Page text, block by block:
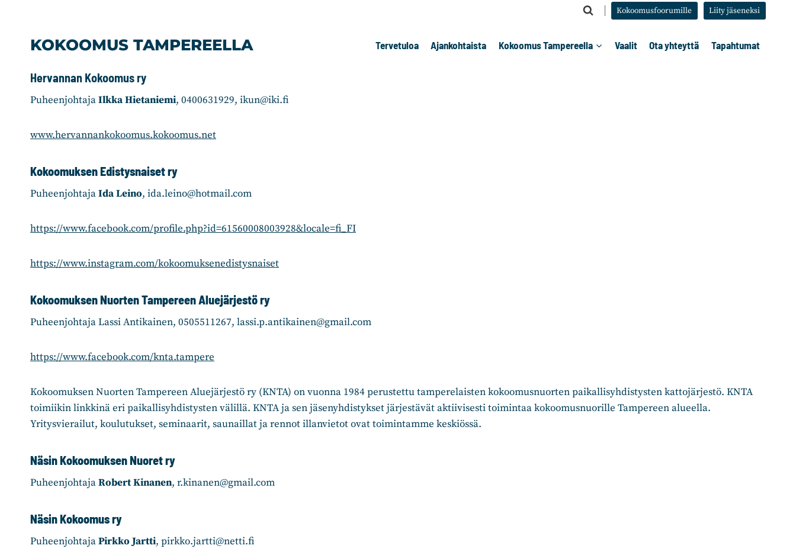
Kokoomusfoorumille Liity jäseneksi
KOKOOMUS TAMPEREELLA Tervetuloa Ajankohtaista Kokoomus Tampereella Vaalit Ota yhteyttä Tapahtumat
Hervannan Kokoomus ry
PuheenjohtajaIlkka Hietaniemi, 0400631929, ikun@iki.fi
www.hervannankokoomus.kokoomus.net
Kokoomuksen Edistysnaiset ry
PuheenjohtajaIda Leino, ida.leino@hotmail.com
https://www.facebook.com/profile.php?id=61560008003928&locale=fi_FI
https://www.instagram.com/kokoomuksenedistysnaiset
Kokoomuksen Nuorten Tampereen Aluejärjestö ry
Puheenjohtaja Lassi Antikainen, 0505511267, lassi.p.antikainen@gmail.com
https://www.facebook.com/knta.tampere
Kokoomuksen Nuorten Tampereen Aluejärjestö ry (KNTA) on vuonna 1984 perustettu tamperelaisten kokoomusnuorten paikallisyhdistysten kattojärjestö. KNTA
toimiikin linkkinä eri paikallisyhdistysten välillä. KNTA ja sen jäsenyhdistykset järjestävät aktiivisesti toimintaa kokoomusnuorille Tampereen alueella.
Yritysvierailut, koulutukset, seminaarit, saunaillat ja rennot illanvietot ovat toimintamme keskiössä.
Näsin Kokoomuksen Nuoret ry
PuheenjohtajaRobert Kinanen, r.kinanen@gmail.com
Näsin Kokoomus ry
PuheenjohtajaPirkko Jartti, pirkko.jartti@netti.fi